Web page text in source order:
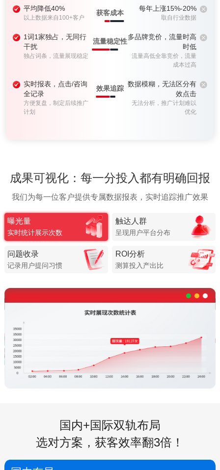
平均降低40%
以上数据来自100+客户
获客成本
每年上涨15%-20%
取自行业数据
1词1家独占，无同行
干扰
独占词条，流量展现稳定
流量稳定性
多品牌竞价，流量时高
时低
流量高低全靠竞价，流量
成本过高
实时报表，点击/咨询
全记录
方便复盘，制定后续推广
计划
效果追踪
数据模糊，无法区分有
效点击
无法分析，推广计划难以
优化
成果可视化：每一分投入都有明确回报
我们为每一位客户提供专属数据报表，实时追踪推广效果
曝光量
实时统计展示次数
触达人群
呈现用户平台分布
问题收录
记录用户提问习惯
ROI分析
测算投入产出比
国内+国际双轨布局
选对方案，获客效率翻3倍！